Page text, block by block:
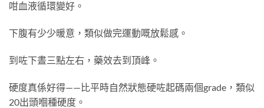
咁血液循環變好。
下腹有少少暖意，類似做完運動嘅放鬆感。
到咗下晝三點左右，藥效去到頂峰。
硬度真係好得——比平時自然狀態硬咗起碼兩個grade，類似
20出頭嗰種硬度。